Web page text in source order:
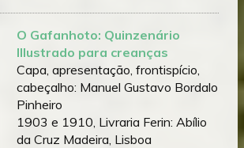
O Gafanhoto: Quinzenário
Illustrado para creanças
Capa, apresentação, frontispício,
cabeçalho: Manuel Gustavo Bordalo
Pinheiro
1903 e 1910, Livraria Ferin: Abílio
da Cruz Madeira, Lisboa